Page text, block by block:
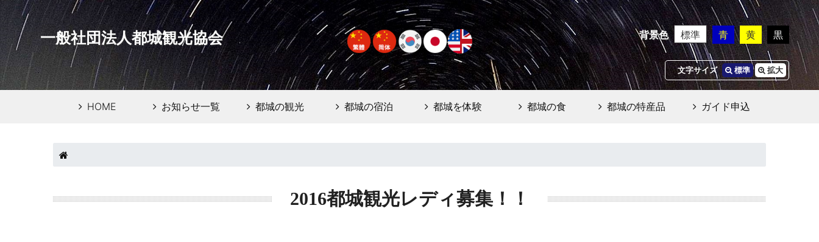
一般社団法人都城観光協会 背景色 標準 青 黄 黒
文字サイズ 標準 拡大
HOME お知らせ一覧 都城の観光 都城の宿泊 都城を体験 都城の食 都城の特産品 ガイド申込
2016都城観光レディ募集！！